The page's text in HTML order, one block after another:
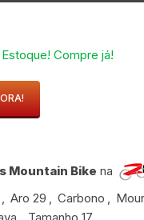
Compre já!
Mountain Bike na
, Aro 29 , Carbono ,